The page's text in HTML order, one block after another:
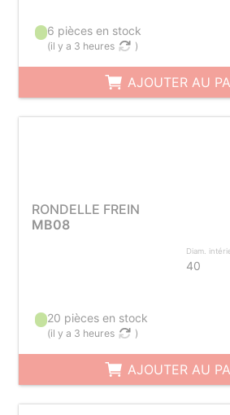
6 pièces en stock
(il y a 3 heures )
AJOUTER AU
RONDELLE FREIN
MB08
Diam.
40
20 pièces en stock
(il y a 3 heures )
AJOUTER AU